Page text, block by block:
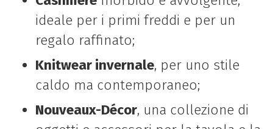
ideale per i primi freddi e per un
regalo raffinato;
Knitwear invernale, per uno stile
caldo ma contemporaneo;
Nouveaux-Décor, una collezione di